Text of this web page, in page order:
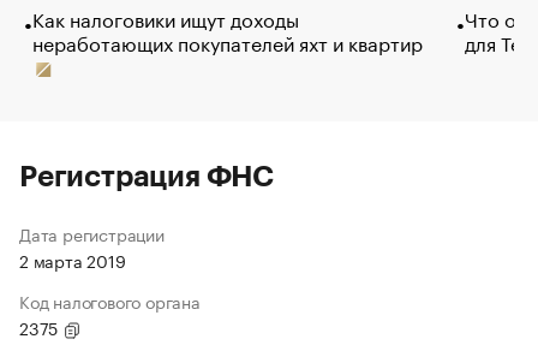
Как налоговики ищут доходы
неработающих покупателей яхт и квартир
Что
для
Регистрация ФНС
Дата регистрации
2 марта 2019
Код налогового органа
2375